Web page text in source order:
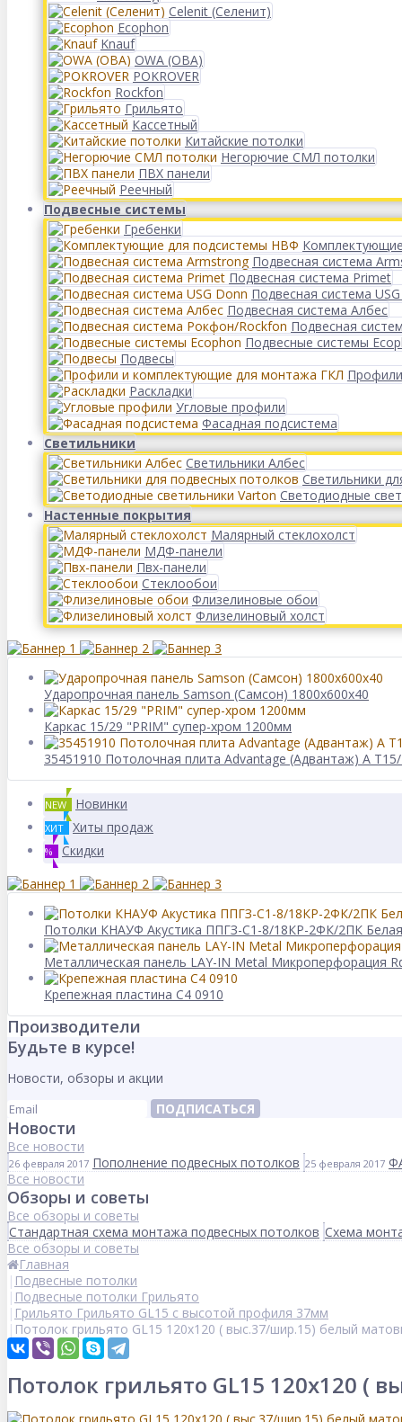
Celenit (Селенит)
Ecophon
Knauf
OWA (ОВА)
POKROVER
Rockfon
Грильято
Кассетный
Китайские потолки
Негорючие СМЛ потолки
ПВХ панели
Реечный
Подвесные системы
Гребенки
Подвесная система
Подвесная система Primet
Подвесная система
Подвесная система Албес
Подвесная
Подвесные системы
Подвесы
Раскладки
Угловые профили
Фасадная подсистема
Светильники
Светильники Албес
Светильники
Светодиодные
Настенные покрытия
Малярный стеклохолст
МДФ-панели
Пвх-панели
Стеклообои
Флизелиновые обои
Флизелиновый холст
Ударопрочная панель Samson (Самсон) 1800x600x40
Каркас 15/29 "PRIM" супер-хром 1200мм
35451910 Потолочная плита Advantage (Адвантаж) A
NEW Новинки
ХИТ Хиты продаж
% Скидки
Потолки КНАУФ Акустика ППГЗ-С1-8/18КР-2ФК/2ПК Белая
Металлическая панель LAY-IN Metal Микроперфорация
Крепежная пластина C4 0910
Производители
Будьте в курсе!
Новости, обзоры и акции
ПОДПИСАТЬСЯ
Новости
Все новости
26 февраля 2017 Пополнение подвесных потолков 25 февраля 2017
Все новости
Обзоры и советы
Все обзоры и советы
Стандартная схема монтажа подвесных потолков Схема
Все обзоры и советы
Главная
Подвесные потолки
Подвесные потолки Грильято
Грильято Грильято GL15 с высотой профиля 37мм
Потолок грильято GL15 120х120 ( выс.37/шир.15) белый
Потолок грильято GL15 120х120